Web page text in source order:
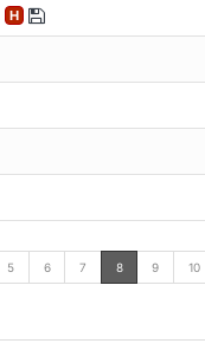
H
5 6 7 8 9 10